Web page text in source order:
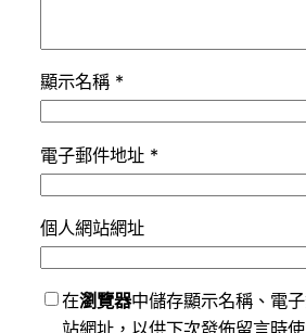
顯示名稱 *
電子郵件地址 *
個人網站網址
在瀏覽器中儲存顯示名稱、電